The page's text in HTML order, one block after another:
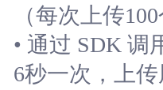
（每次上传
• 通过 SDK 调
6秒一次，上